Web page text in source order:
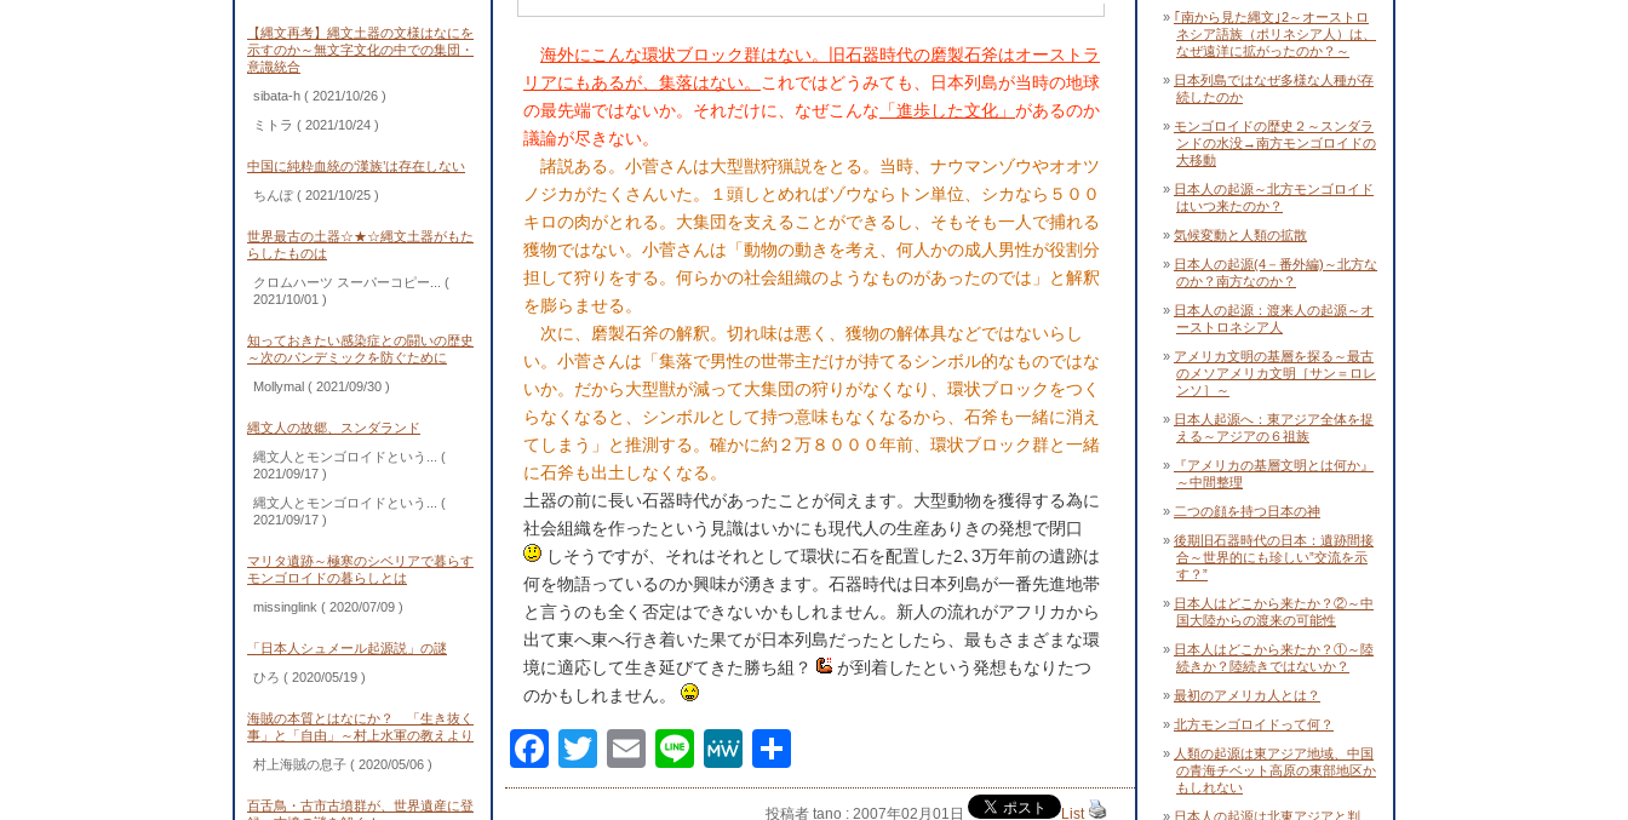
【縄文再考】縄文土器の文様はなにを
示すのか～無文字文化の中での集団・
意識統合
sibata-h ( 2021/10/26 )
ミトラ ( 2021/10/24 )
中国に純粋血統の‘漢族’は存在しない
ちんぽ( 2021/10/25 )
世界最古の土器☆★☆縄文土器がもた
らしたものは
クロムハーツ スーパーコピー... (
2021/10/01 )
知っておきたい感染症との闘いの歴史
～次のパンデミックを防ぐために
Mollymal ( 2021/09/30 )
縄文人の故郷、スンダランド
縄文人とモンゴロイドという... (
2021/09/17 )
縄文人とモンゴロイドという... (
2021/09/17 )
マリタ遺跡～極寒のシベリアで暮らす
モンゴロイドの暮らしとは
missinglink ( 2020/07/09 )
「日本人シュメール起源説」の謎
ひろ ( 2020/05/19 )
海賊の本質とはなにか？ 「生き抜く
事」と「自由」～村上水軍の教えより
村上海賊の息子 ( 2020/05/06 )
百舌鳥・古市古墳群が、世界遺産に登
海外にこんな環状ブロック群はない。旧石器時代の磨製石斧はオーストラ
リアにもあるが、集落はない。
これではどうみても、日本列島が当時の地球
の最先端ではないか。それだけに、なぜこんな 「進歩した文化」 があるのか
議論が尽きない。
諸説ある。小菅さんは大型獣狩猟説をとる。当時、ナウマンゾウやオオツ
ノジカがたくさんいた。１頭しとめればゾウならトン単位、シカなら５００
キロの肉がとれる。大集団を支えることができるし、そもそも一人で捕れる
獲物ではない。小菅さんは「動物の動きを考え、何人かの成人男性が役割分
担して狩りをする。何らかの社会組織のようなものがあったのでは」と解釈
を膨らませる。
次に、磨製石斧の解釈。切れ味は悪く、獲物の解体具などではないらし
い。小菅さんは「集落で男性の世帯主だけが持てるシンボル的なものではな
いか。だから大型獣が減って大集団の狩りがなくなり、環状ブロックをつく
らなくなると、シンボルとして持つ意味もなくなるから、石斧も一緒に消え
てしまう」と推測する。確かに約２万８０００年前、環状ブロック群と一緒
に石斧も出土しなくなる。
土器の前に長い石器時代があったことが伺えます。大型動物を獲得する為に
社会組織を作ったという見識はいかにも現代人の生産ありきの発想で閉口
しそうですが、それはそれとして環状に石を配置した2､3万年前の遺跡は
何を物語っているのか興味が湧きます。石器時代は日本列島が一番先進地帯
と言うのも全く否定はできないかもしれません。新人の流れがアフリカから
出て東へ東へ行き着いた果てが日本列島だったとしたら、最もさまざまな環
境に適応して生き延びてきた勝ち組？
が到着したという発想もなりたつ
のかもしれません。
Facebook
Twitter
EmailLineMeWe
有
投稿者 tano : 2007年02月01日 List
｢南から見た縄文｣2～オーストロ
ネシア語族（ポリネシア人）は、
なぜ遠洋に拡がったのか？～
日本列島ではなぜ多様な人種が存
続したのか
モンゴロイドの歴史２～スンダラ
ンドの水没→南方モンゴロイドの
大移動
日本人の起源～北方モンゴロイド
はいつ来たのか？
気候変動と人類の拡散
日本人の起源(4－番外編)～北方な
のか？南方なのか？
日本人の起源：渡来人の起源～オ
ーストロネシア人
アメリカ文明の基層を探る～最古
のメソアメリカ文明［サン＝ロレ
ンソ］～
日本人起源へ：東アジア全体を捉
える～アジアの６祖族
『アメリカの基層文明とは何か』
～中間整理
二つの顔を持つ日本の神
後期旧石器時代の日本：遺跡間接
合～世界的にも珍しい”交流を示
す？”
日本人はどこから来たか？②～中
国大陸からの渡来の可能性
日本人はどこから来たか？①～陸
続きか？陸続きではないか？
最初のアメリカ人とは？
北方モンゴロイドって何？
人類の起源は東アジア地域、中国
の青海チベット高原の東部地区か
もしれない
日本人の起源は北東アジアと判